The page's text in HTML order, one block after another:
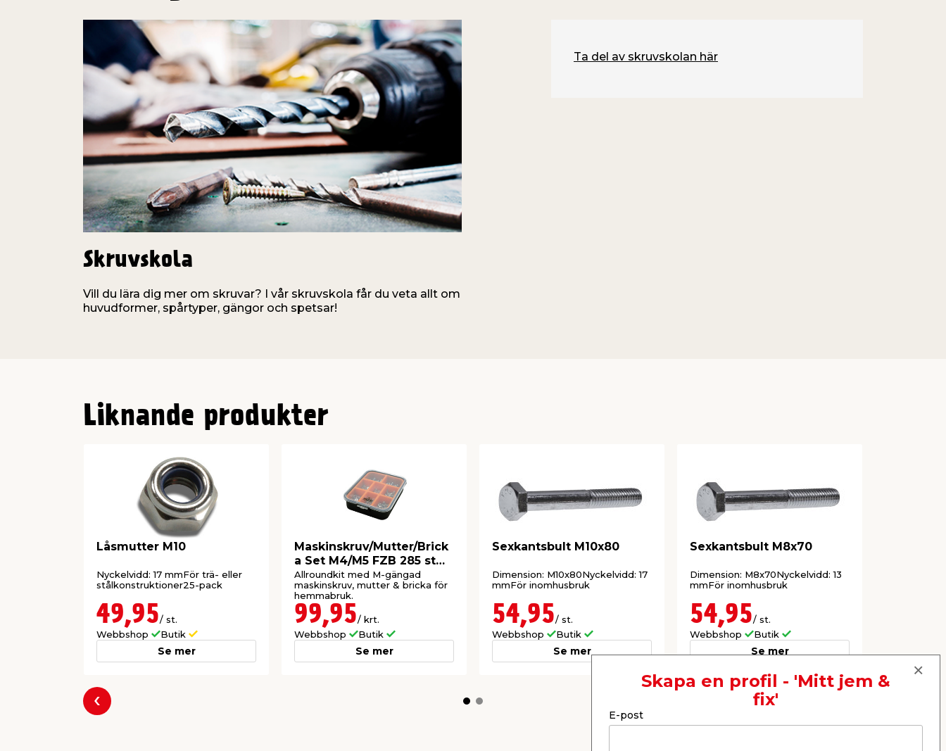
Skruvskola
Vill du lära dig mer om skruvar? I vår skruvskola får du veta allt om
huvudformer, spårtyper, gängor och spetsar!
Ta del av skruvskolan här
Liknande produkter
Låsmutter M10
Nyckelvidd: 17 mmFör trä- eller
stålkonstruktioner25-pack
49,95/ st.
Webbshop
Butik
Se mer
Maskinskruv/Mutter/Brick
a Set M4/M5 FZB 285 st
Heco
Allroundkit med M-gängad
maskinskruv, mutter & bricka för
hemmabruk.
99,95/ krt.
Webbshop
Butik
Se mer
Sexkantsbult M10x80
Dimension: M10x80Nyckelvidd: 17
mmFör inomhusbruk
54,95/ st.
Webbshop
Butik
Se mer
Sexkantsbult M8x70
Dimension: M8x70Nyckelvidd: 13
mmFör inomhusbruk
54,95/ st.
Webbshop
Butik
Se mer
Föregående
Skapa en profil - 'Mitt jem &
fix'
E-post